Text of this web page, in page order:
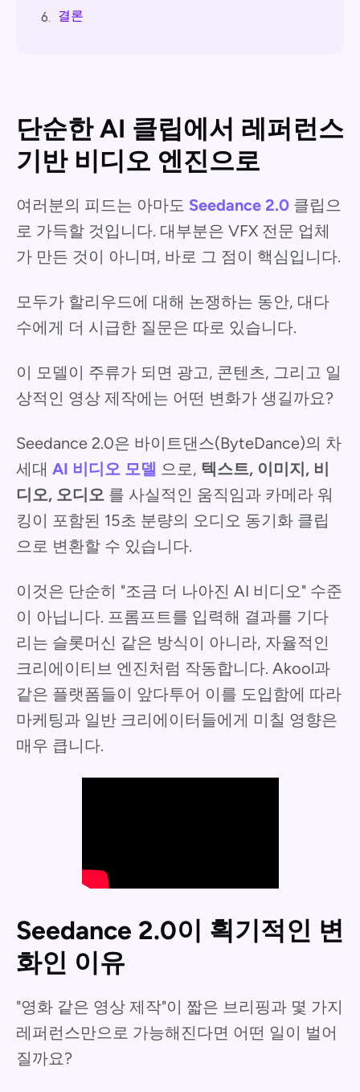
6. 결론
단순한 AI 클립에서 레퍼런스
기반 비디오 엔진으로
여러분의 피드는 아마도 Seedance 2.0 클립으
로 가득할 것입니다. 대부분은 VFX 전문 업체
가 만든 것이 아니며, 바로 그 점이 핵심입니다.
모두가 할리우드에 대해 논쟁하는 동안, 대다
수에게 더 시급한 질문은 따로 있습니다.
이 모델이 주류가 되면 광고, 콘텐츠, 그리고 일
상적인 영상 제작에는 어떤 변화가 생길까요?
Seedance 2.0은 바이트댄스(ByteDance)의 차
세대 AI 비디오 모델 으로, 텍스트, 이미지, 비
디오, 오디오 를 사실적인 움직임과 카메라 워
킹이 포함된 15초 분량의 오디오 동기화 클립
으로 변환할 수 있습니다.
이것은 단순히 "조금 더 나아진 AI 비디오" 수준
이 아닙니다. 프롬프트를 입력해 결과를 기다
리는 슬롯머신 같은 방식이 아니라, 자율적인
크리에이티브 엔진처럼 작동합니다. Akool과
같은 플랫폼들이 앞다투어 이를 도입함에 따라
마케팅과 일반 크리에이터들에게 미칠 영향은
매우 큽니다.
Seedance 2.0이 획기적인 변
화인 이유
"영화 같은 영상 제작"이 짧은 브리핑과 몇 가지
레퍼런스만으로 가능해진다면 어떤 일이 벌어
질까요?